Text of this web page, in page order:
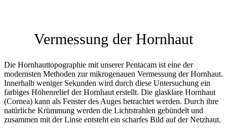
Vermessung der Hornhaut
Die Hornhauttopographie mit unserer Pentacam ist eine der
modernsten Methoden zur mikrogenauen Vermessung der Hornhaut.
Innerhalb weniger Sekunden wird durch diese Untersuchung ein
farbiges Höhenrelief der Hornhaut erstellt. Die glasklare Hornhaut
(Cornea) kann als Fenster des Auges betrachtet werden. Durch ihre
natürliche Krümmung werden die Lichtstrahlen gebündelt und
zusammen mit der Linse entsteht ein scharfes Bild auf der Netzhaut.